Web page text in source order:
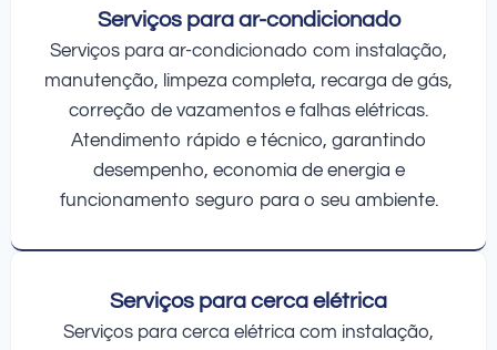
Serviços para ar-condicionado
Serviços para ar-condicionado com instalação,
manutenção, limpeza completa, recarga de gás,
correção de vazamentos e falhas elétricas.
Atendimento rápido e técnico, garantindo
desempenho, economia de energia e
funcionamento seguro para o seu ambiente.
Serviços para cerca elétrica
Serviços para cerca elétrica com instalação,